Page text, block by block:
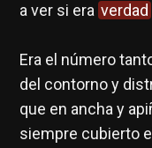
a ver si era verdad
Era el número
del contorno y
que en ancha y
siempre cubierto